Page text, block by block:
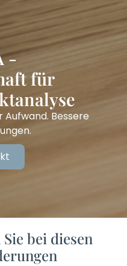
-
für
Aufwand. Bessere
bei diesen